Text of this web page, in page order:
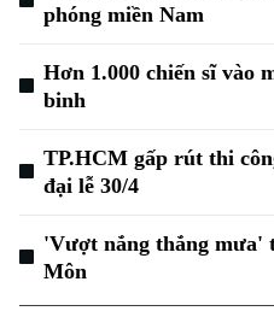
phóng miền Nam
Hơn 1.000 chiến sĩ vào
binh
TP.HCM gấp rút thi
đại lễ 30/4
'Vượt nắng thắng mưa'
Môn